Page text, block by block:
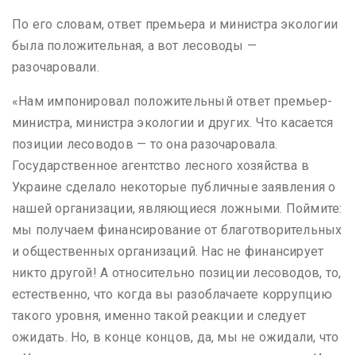
По его словам, ответ премьера и министра экологии
была положительная, а вот лесоводы —
разочаровали.
«Нам импонировал положительный ответ премьер-
министра, министра экологии и других. Что касается
позиции лесоводов — то она разочаровала.
Государственное агентство лесного хозяйства в
Украине сделало некоторые публичные заявления о
нашей организации, являющиеся ложными. Поймите:
мы получаем финансирование от благотворительных
и общественных организаций. Нас не финансирует
никто другой! А относительно позиции лесоводов, то,
естественно, что когда вы разоблачаете коррупцию
такого уровня, именно такой реакции и следует
ожидать. Но, в конце концов, да, мы не ожидали, что